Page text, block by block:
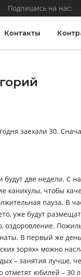
Подпишись на нас:
Контакты
заехали 30.
две недели. С
каникулы, чтобы
пауза. В
уже будут
оздоровление.
В первый же
зорях» можно
– занятия лучше,
отметят юбилей – 30